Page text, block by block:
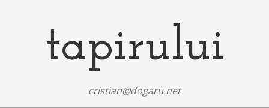
tapirului
cristian@dogaru.net